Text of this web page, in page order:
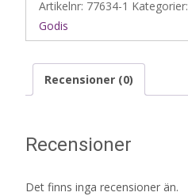
Artikelnr: 77634-1 Kategorier:
Godis
Recensioner (0)
Recensioner
Det finns inga recensioner än.